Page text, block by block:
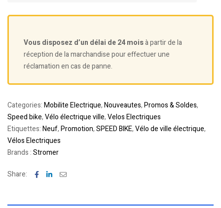
Vous disposez d’un délai de 24 moisà partir de la
réception de la marchandise pour effectuer une
réclamation en cas de panne.
Categories:Mobilite Electrique,Nouveautes,Promos & Soldes,
Speed bike,Vélo électrique ville,Velos Electriques
Etiquettes:Neuf,Promotion,SPEED BIKE,Vélo de ville électrique,
Vélos Electriques
Brands :Stromer
Share: Facebook
LinkedinEmail